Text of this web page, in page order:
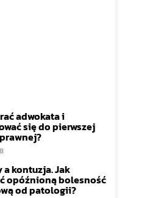
adwokata i
się do pierwszej
a kontuzja. Jak
opóźnioną bolesność
od patologii?